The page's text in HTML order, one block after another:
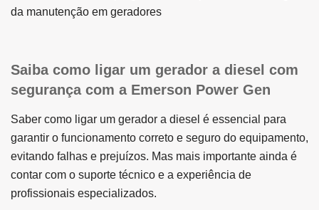
da manutenção em geradores
Saiba como ligar um gerador a diesel com
segurança com a Emerson Power Gen
Saber como ligar um gerador a diesel é essencial para
garantir o funcionamento correto e seguro do equipamento,
evitando falhas e prejuízos. Mas mais importante ainda é
contar com o suporte técnico e a experiência de
profissionais especializados.